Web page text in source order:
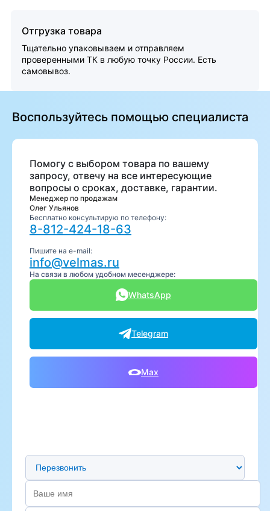
Отгрузка товара
Тщательно упаковываем и отправляем
проверенными ТК в любую точку России. Есть
самовывоз.
Воспользуйтесь помощью специалиста
Помогу с выбором товара по вашему
запросу, отвечу на все интересующие
вопросы о сроках, доставке, гарантии.
Менеджер по продажам
Олег Ульянов
Бесплатно консультирую по телефону:
8-812-424-18-63
Пишите на e-mail:
info@velmas.ru
На связи в любом удобном месенджере:
WhatsApp
Telegram
Max
Предпочтительный способ связи